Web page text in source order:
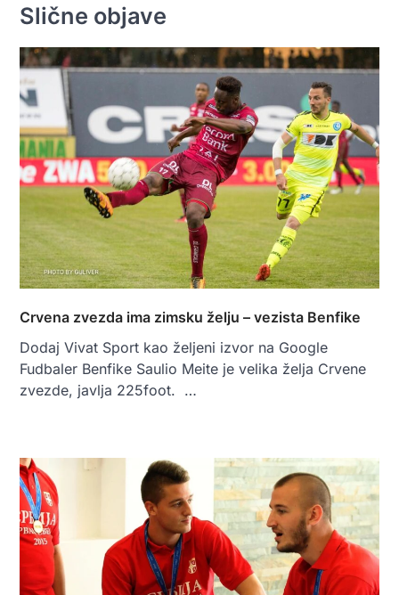
Slične objave
Crvena zvezda ima zimsku želju – vezista Benfike
Dodaj Vivat Sport kao željeni izvor na Google
Fudbaler Benfike Saulio Meite je velika želja Crvene
zvezde, javlja 225foot. …